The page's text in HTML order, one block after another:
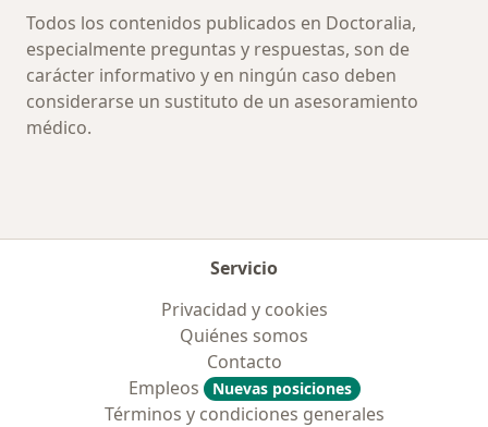
Todos los contenidos publicados en Doctoralia,
especialmente preguntas y respuestas, son de
carácter informativo y en ningún caso deben
considerarse un sustituto de un asesoramiento
médico.
Servicio
Privacidad y cookies
Quiénes somos
Contacto
Empleos
Nuevas posiciones
Términos y condiciones generales